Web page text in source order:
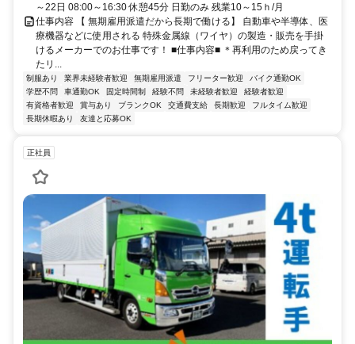
～22日 08:00～16:30 休憩45分 日勤のみ 残業10～15ｈ/月
仕事内容 【 無期雇用派遣だから長期で働ける】 自動車や半導体、医
療機器などに使用される 特殊金属線（ワイヤ）の製造・販売を手掛
けるメーカーでのお仕事です！ ■仕事内容■ ＊再利用のため戻ってき
たリ...
制服あり 業界未経験者歓迎 無期雇用派遣 フリーター歓迎
バイク通勤OK
学歴不問
車通勤OK 固定時間制 経験不問 未経験者歓迎
経験者歓迎
有資格者歓迎
賞与あり ブランクOK 交通費支給 長期歓迎
フルタイム歓迎
長期休暇あり
友達と応募OK
正社員